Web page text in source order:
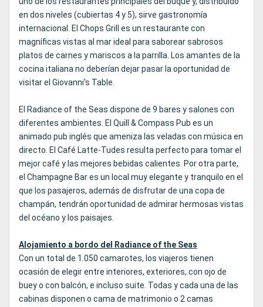
en dos niveles (cubiertas 4 y 5), sirve gastronomía
internacional. El Chops Grill es un restaurante con
magníficas vistas al mar ideal para saborear sabrosos
platos de carnes y mariscos a la parrilla. Los amantes de la
cocina italiana no deberían dejar pasar la oportunidad de
visitar el Giovanni's Table.
El Radiance of the Seas dispone de 9 bares y salones con
diferentes ambientes. El Quill & Compass Pub es un
animado pub inglés que ameniza las veladas con música en
directo. El Café Latte-Tudes resulta perfecto para tomar el
mejor café y las mejores bebidas calientes. Por otra parte,
el Champagne Bar es un local muy elegante y tranquilo en el
que los pasajeros, además de disfrutar de una copa de
champán, tendrán oportunidad de admirar hermosas vistas
del océano y los paisajes.
Alojamiento a bordo del Radiance of the Seas
Con un total de 1.050 camarotes, los viajeros tienen
ocasión de elegir entre interiores, exteriores, con ojo de
buey o con balcón, e incluso suite. Todas y cada una de las
cabinas disponen o cama de matrimonio o 2 camas